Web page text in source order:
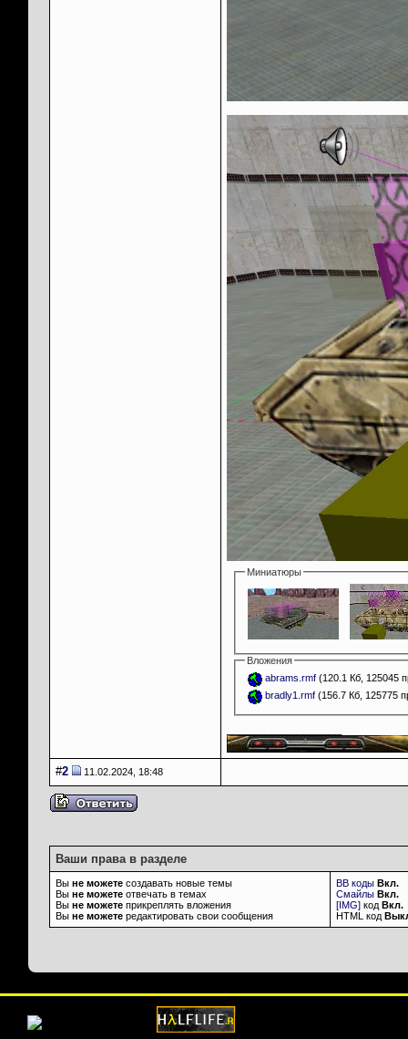
Миниатюры
Вложения
abrams.rmf(120.1 Кб, 125045
bradly1.rmf(156.7 Кб, 125775
#2 11.02.2024, 18:48
Ваши права в разделе
Вы не можете создавать новые темы
Вы не можете отвечать в темах
Вы не можете прикреплять вложения
Вы не можете редактировать свои сообщения
BB коды Вкл.
Смайлы Вкл.
[IMG] код Вкл.
HTML код